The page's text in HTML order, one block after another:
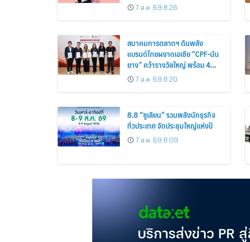
7 ส.ค. 69 8:26
สมาคมการตลาดฯ ดันพลัง
แบรนด์ไทยผงาดเอเชีย “CPF-นัน
ยาง” คว้ารางวัลใหญ่ พร้อม 4
นักการตลาดไทยกวาดรางวัล
บุคคลเวที AMF AMEA & YWN
7 ส.ค. 69 8:20
8.8 “ซูเลียน” รวมพลังนักธุรกิจ
ทั่วประเทศ จัดประชุมใหญ่แห่งปี
7 ส.ค. 69 8:09